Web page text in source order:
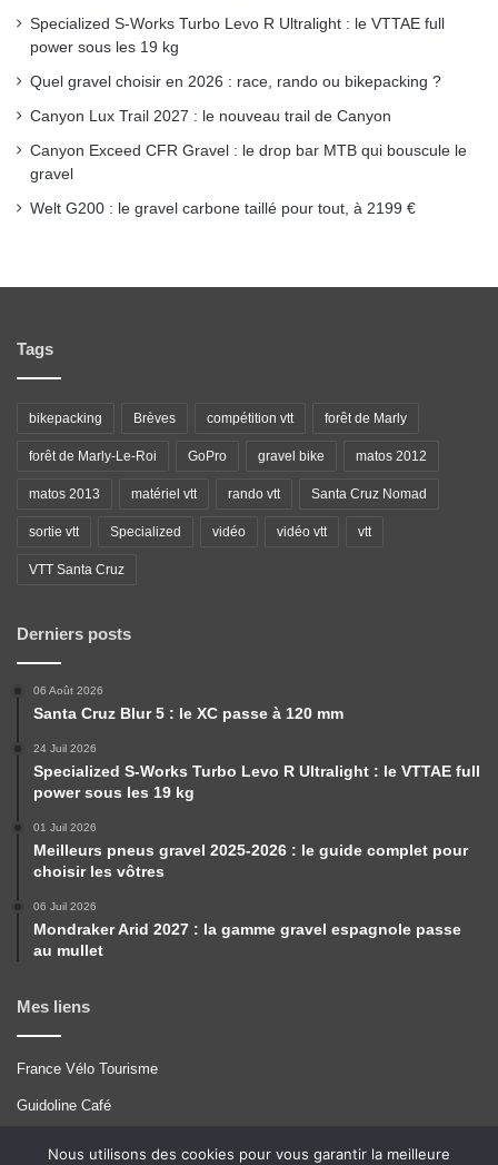
Specialized S-Works Turbo Levo R Ultralight : le VTTAE full
power sous les 19 kg
Quel gravel choisir en 2026 : race, rando ou bikepacking ?
Canyon Lux Trail 2027 : le nouveau trail de Canyon
Canyon Exceed CFR Gravel : le drop bar MTB qui bouscule le
gravel
Welt G200 : le gravel carbone taillé pour tout, à 2199 €
Tags
bikepacking Brèves compétition vtt forêt de Marly
forêt de Marly-Le-Roi GoPro gravel bike matos 2012
matos 2013 matériel vtt rando vtt Santa Cruz Nomad
sortie vtt Specialized vidéo vidéo vtt vtt
VTT Santa Cruz
Derniers posts
06 Août 2026
Santa Cruz Blur 5 : le XC passe à 120 mm
24 Juil 2026
Specialized S-Works Turbo Levo R Ultralight : le VTTAE full
power sous les 19 kg
01 Juil 2026
Meilleurs pneus gravel 2025-2026 : le guide complet pour
choisir les vôtres
06 Juil 2026
Mondraker Arid 2027 : la gamme gravel espagnole passe
au mullet
Mes liens
France Vélo Tourisme
Guidoline Café
Nous utilisons des cookies pour vous garantir la meilleure